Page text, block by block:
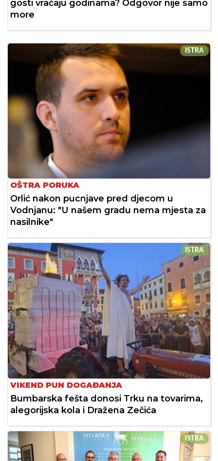
gosti vraćaju godinama? Odgovor nije samo
more
ISTRA
OŠTRA PORUKA
Orlić nakon pucnjave pred djecom u
Vodnjanu: "U našem gradu nema mjesta za
nasilnike"
ISTRA
VIKEND PUN DOGAĐANJA
Bumbarska fešta donosi Trku na tovarima,
alegorijska kola i Dražena Zečića
ISTRA